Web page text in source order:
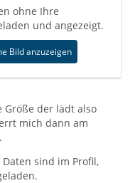
ohne Ihre
und angezeigt.
Bild anzuzeigen
Größe der lädt also
mich dann am
sind im Profil,